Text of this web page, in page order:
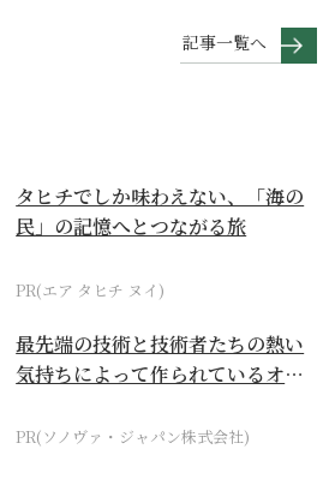
記事一覧へ
タヒチでしか味わえない、「海の
民」の記憶へとつながる旅
PR(エア タヒチ ヌイ)
最先端の技術と技術者たちの熱い
気持ちによって作られているオー
PR(ソノヴァ・ジャパン株式会社)